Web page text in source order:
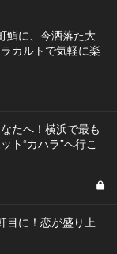
鮨に、今洒落た大
カルトで気軽に楽
たへ！横浜で最も
ト“カハラ”へ行こ
目に！恋が盛り上